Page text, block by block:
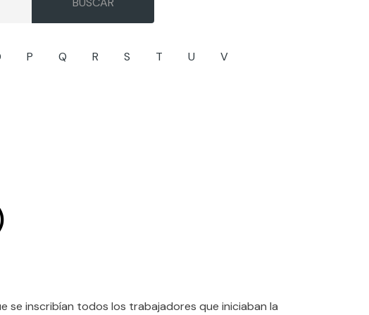
P Q R S T U
V
se inscribían todos los trabajadores que iniciaban la